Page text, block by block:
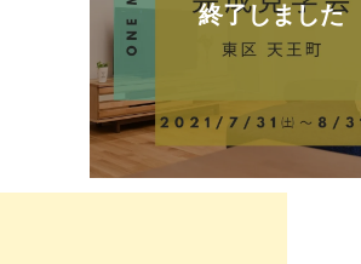
終了しました